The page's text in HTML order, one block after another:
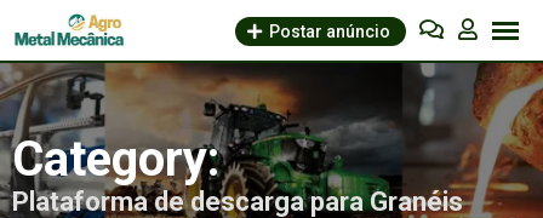
to
content
Postar anúncio
Category:
Plataforma de descarga para Granéis